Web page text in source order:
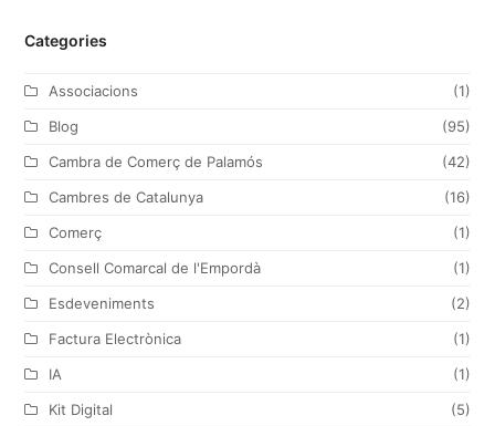
i
r
c
o
k
r
a
I
n
Categories
Associacions
(1)
Blog
(95)
Cambra de Comerç de Palamós
(42)
Cambres de Catalunya
(16)
Comerç
(1)
Consell Comarcal de l'Empordà
(1)
Esdeveniments
(2)
Factura Electrònica
(1)
IA
(1)
Kit Digital
(5)